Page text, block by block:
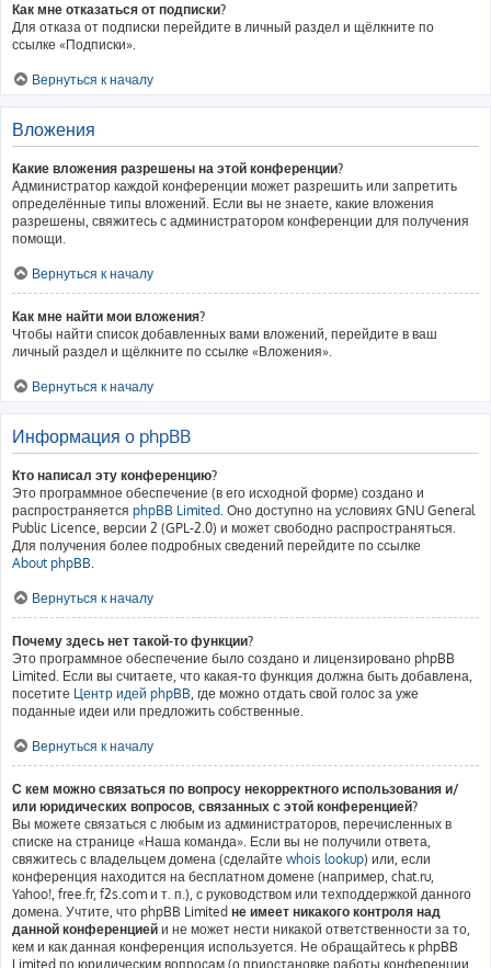
Как мне отказаться от подписки?
Для отказа от подписки перейдите в личный раздел и щёлкните по
ссылке «Подписки».
Вернуться к началу
Вложения
Какие вложения разрешены на этой конференции?
Администратор каждой конференции может разрешить или запретить
определённые типы вложений. Если вы не знаете, какие вложения
разрешены, свяжитесь с администратором конференции для получения
помощи.
Вернуться к началу
Как мне найти мои вложения?
Чтобы найти список добавленных вами вложений, перейдите в ваш
личный раздел и щёлкните по ссылке «Вложения».
Вернуться к началу
Информация о phpBB
Кто написал эту конференцию?
Это программное обеспечение (в его исходной форме) создано и
распространяется phpBB Limited. Оно доступно на условиях GNU General
Public Licence, версии 2 (GPL-2.0) и может свободно распространяться.
Для получения более подробных сведений перейдите по ссылке
About phpBB.
Вернуться к началу
Почему здесь нет такой-то функции?
Это программное обеспечение было создано и лицензировано phpBB
Limited. Если вы считаете, что какая-то функция должна быть добавлена,
посетите Центр идей phpBB, где можно отдать свой голос за уже
поданные идеи или предложить собственные.
Вернуться к началу
С кем можно связаться по вопросу некорректного использования и/
или юридических вопросов, связанных с этой конференцией?
Вы можете связаться с любым из администраторов, перечисленных в
списке на странице «Наша команда». Если вы не получили ответа,
свяжитесь с владельцем домена (сделайте whois lookup) или, если
конференция находится на бесплатном домене (например, chat.ru,
Yahoo!, free.fr, f2s.com и т. п.), с руководством или техподдержкой данного
домена. Учтите, что phpBB Limited не имеет никакого контроля над
данной конференцией и не может нести никакой ответственности за то,
кем и как данная конференция используется. Не обращайтесь к phpBB
Limited по юридическим вопросам (о приостановке работы конференции,